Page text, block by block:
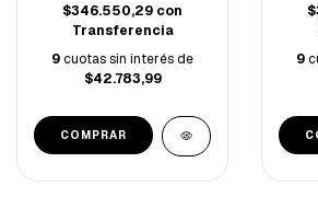
$346.550,29 con
Transferencia
9cuotas sin interés de
$42.783,99
9